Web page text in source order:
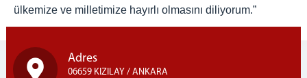
ülkemize ve milletimize hayırlı olmasını diliyorum.”
Adres
06659 KIZILAY / ANKARA